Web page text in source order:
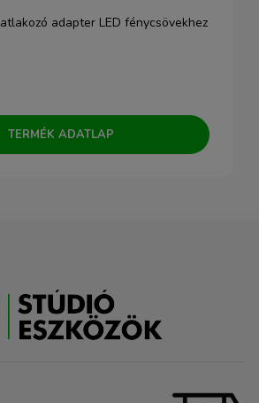
adapter LED fénycsövekhez
TERMÉK ADATLAP